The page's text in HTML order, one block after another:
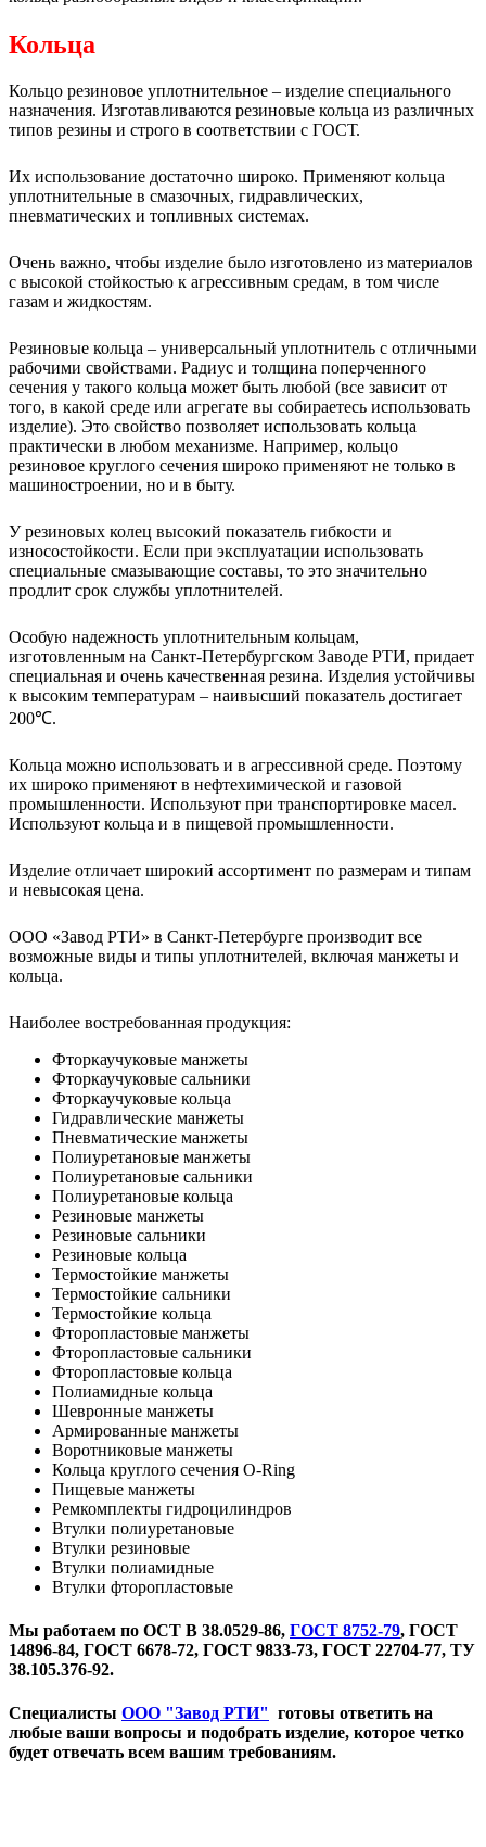
Кольца
Кольцо резиновое уплотнительное – изделие специального
назначения. Изготавливаются резиновые кольца из различных
типов резины и строго в соответствии с ГОСТ.
Их использование достаточно широко. Применяют кольца
уплотнительные в смазочных, гидравлических,
пневматических и топливных системах.
Очень важно, чтобы изделие было изготовлено из материалов
с высокой стойкостью к агрессивным средам, в том числе
газам и жидкостям.
Резиновые кольца – универсальный уплотнитель с отличными
рабочими свойствами. Радиус и толщина поперченного
сечения у такого кольца может быть любой (все зависит от
того, в какой среде или агрегате вы собираетесь использовать
изделие). Это свойство позволяет использовать кольца
практически в любом механизме. Например, кольцо
резиновое круглого сечения широко применяют не только в
машиностроении, но и в быту.
У резиновых колец высокий показатель гибкости и
износостойкости. Если при эксплуатации использовать
специальные смазывающие составы, то это значительно
продлит срок службы уплотнителей.
Особую надежность уплотнительным кольцам,
изготовленным на Санкт-Петербургском Заводе РТИ, придает
специальная и очень качественная резина. Изделия устойчивы
к высоким температурам – наивысший показатель достигает
200℃.
Кольца можно использовать и в агрессивной среде. Поэтому
их широко применяют в нефтехимической и газовой
промышленности. Используют при транспортировке масел.
Используют кольца и в пищевой промышленности.
Изделие отличает широкий ассортимент по размерам и типам
и невысокая цена.
ООО «Завод РТИ» в Санкт-Петербурге производит все
возможные виды и типы уплотнителей, включая манжеты и
кольца.
Наиболее востребованная продукция:
Фторкаучуковые манжеты
Фторкаучуковые сальники
Фторкаучуковые кольца
Гидравлические манжеты
Пневматические манжеты
Полиуретановые манжеты
Полиуретановые сальники
Полиуретановые кольца
Резиновые манжеты
Резиновые сальники
Резиновые кольца
Термостойкие манжеты
Термостойкие сальники
Термостойкие кольца
Фторопластовые манжеты
Фторопластовые сальники
Фторопластовые кольца
Полиамидные кольца
Шевронные манжеты
Армированные манжеты
Воротниковые манжеты
Кольца круглого сечения O-Ring
Пищевые манжеты
Ремкомплекты гидроцилиндров
Втулки полиуретановые
Втулки резиновые
Втулки полиамидные
Втулки фторопластовые
Мы работаем по ОСТ В 38.0529-86, ГОСТ 8752-79, ГОСТ
14896-84, ГОСТ 6678-72, ГОСТ 9833-73, ГОСТ 22704-77, ТУ
38.105.376-92.
Специалисты ООО "Завод РТИ" готовы ответить на
любые ваши вопросы и подобрать изделие, которое четко
будет отвечать всем вашим требованиям.